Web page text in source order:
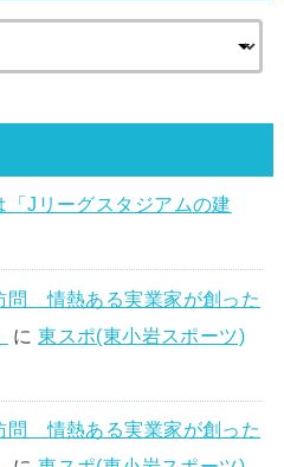
Jリーグスタジアムの建
問 情熱ある実業家が創った
に東スポ(東小岩スポーツ)
問 情熱ある実業家が創った